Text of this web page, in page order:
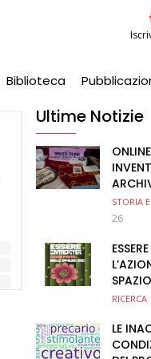
Biblioteca
Ultime Notizie
STORIA
26
RICERCA
LE